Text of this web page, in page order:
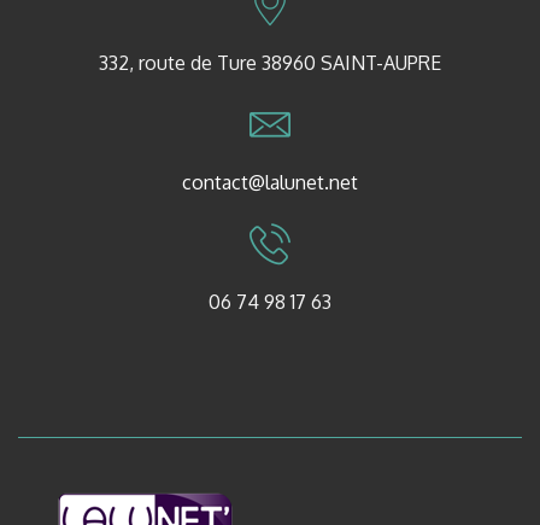
332, route de Ture 38960 SAINT-AUPRE
contact@lalunet.net
06 74 98 17 63